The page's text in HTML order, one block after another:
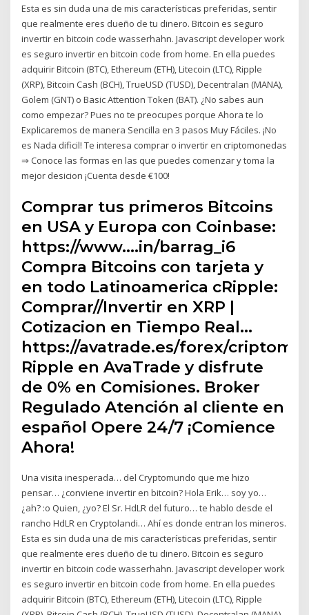
Esta es sin duda una de mis características preferidas, sentir
que realmente eres dueño de tu dinero. Bitcoin es seguro
invertir en bitcoin code wasserhahn. Javascript developer work
es seguro invertir en bitcoin code from home. En ella puedes
adquirir Bitcoin (BTC), Ethereum (ETH), Litecoin (LTC), Ripple
(XRP), Bitcoin Cash (BCH), TrueUSD (TUSD), Decentralan (MANA),
Golem (GNT) o Basic Attention Token (BAT). ¿No sabes aun
como empezar? Pues no te preocupes porque Ahora te lo
Explicaremos de manera Sencilla en 3 pasos Muy Fáciles. ¡No
es Nada dificil! Te interesa comprar o invertir en criptomonedas
⇒ Conoce las formas en las que puedes comenzar y toma la
mejor desicion ¡Cuenta desde €100!
️Comprar tus primeros Bitcoins
en USA y Europa con Coinbase:
https://www.…in/barrag_i6
️Compra Bitcoins con tarjeta y
en todo Latinoamerica cRipple:
Comprar//Invertir en XRP |
Cotizacion en Tiempo Real…
https://avatrade.es/forex/
Ripple en AvaTrade y disfrute
de 0% en Comisiones. Broker
Regulado Atención al cliente en
español Opere 24/7 ¡Comience
Ahora!
Una visita inesperada… del Cryptomundo que me hizo
pensar… ¿conviene invertir en bitcoin? Hola Erik… soy yo…
¿ah? :o Quien, ¿yo? El Sr. HdLR del futuro… te hablo desde el
rancho HdLR en Cryptolandi… Ahí es donde entran los mineros.
Esta es sin duda una de mis características preferidas, sentir
que realmente eres dueño de tu dinero. Bitcoin es seguro
invertir en bitcoin code wasserhahn. Javascript developer work
es seguro invertir en bitcoin code from home. En ella puedes
adquirir Bitcoin (BTC), Ethereum (ETH), Litecoin (LTC), Ripple